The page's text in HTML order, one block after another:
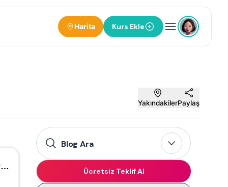
Harita Kurs Ekle
YakındakilerPaylaş
Hidayet Türkoğlu Basketbol ve Spor Okulları - Bilkent
Blog Ara
Ücretsiz Teklif Al